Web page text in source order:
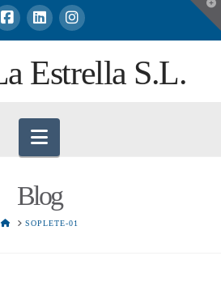
Navigation
Blog
HOMESOPLETE-01